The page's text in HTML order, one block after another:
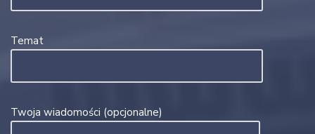
Temat
Twoja wiadomości (opcjonalne)